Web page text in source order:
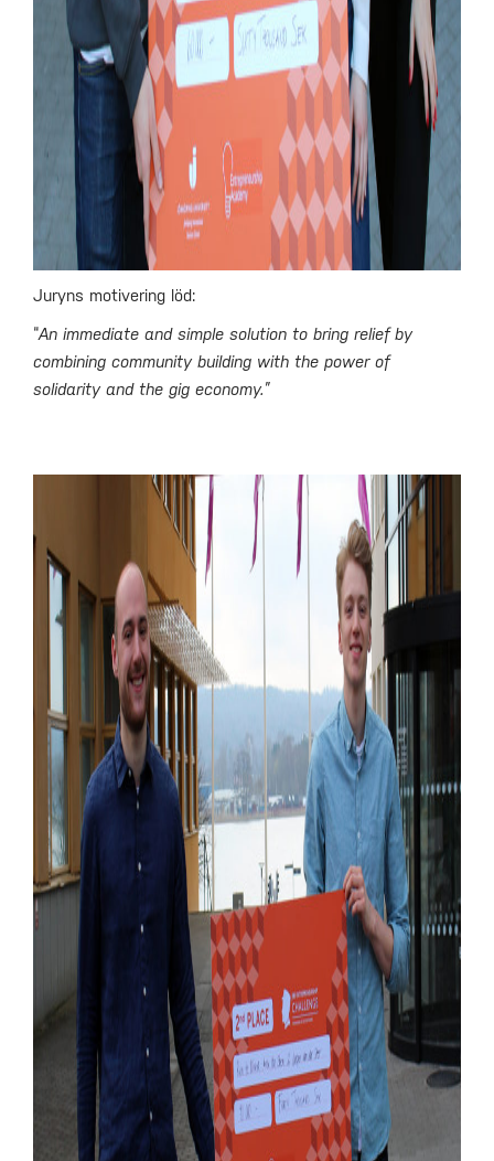
Juryns motivering löd:
“An immediate and simple solution to bring relief by
combining community building with the power of
solidarity and the gig economy.”